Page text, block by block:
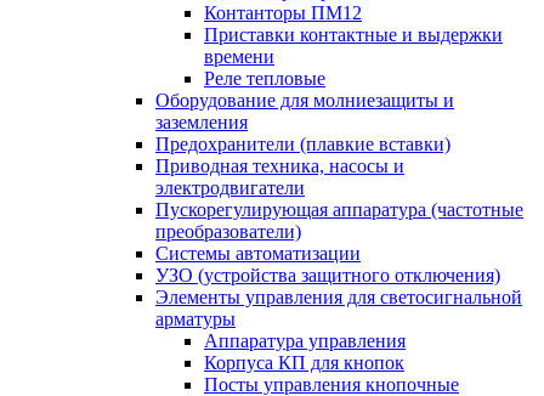
Контанторы ПМ12
Приставки контактные и выдержки
времени
Реле тепловые
Оборудование для молниезащиты и
заземления
Предохранители (плавкие вставки)
Приводная техника, насосы и
электродвигатели
Пускорегулирующая аппаратура (частотные
преобразователи)
Системы автоматизации
УЗО (устройства защитного отключения)
Элементы управления для светосигнальной
арматуры
Аппаратура управления
Корпуса КП для кнопок
Посты управления кнопочные